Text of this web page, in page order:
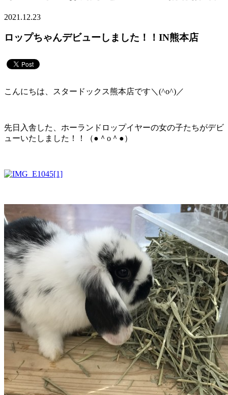
2021.12.23
ロップちゃんデビューしました！！IN熊本店
こんにちは、スタードックス熊本店です＼(^o^)／
先日入舎した、ホーランドロップイヤーの女の子たちがデビ
ューいたしました！！（●＾o＾●）